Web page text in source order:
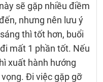
sẽ gặp nhiều điềm
nhưng nên lưu ý
thì tốt hơn, buổi
mất 1 phần tốt. Nếu
xuất hành hướng
Đi việc gặp gỡ